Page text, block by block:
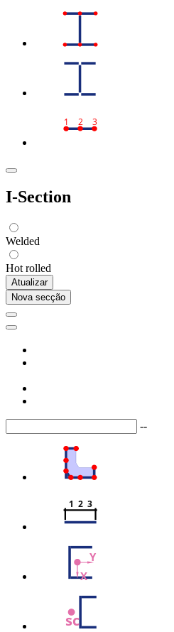
1 2 3
I-Section
Welded
Hot rolled
Atualizar
Nova secção
--
1  2  3
Y
X
sc